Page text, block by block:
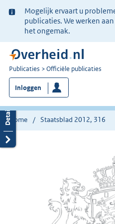
Ter
informatie:
Mogelijk ervaart u
publicaties. We werken
het ongemak.
U
bent
nu
hier:
Publicaties Officiële publicaties
Inloggen
Home Staatsblad 2012, 316